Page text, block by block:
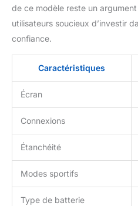
le
plus,
pluie
santé
pour
la
de ce modèle reste un
utilisateurs soucieux d’investir
confiance.
Caractéristiques
Écran
Connexions
Étanchéité
Modes sportifs
Type de batterie